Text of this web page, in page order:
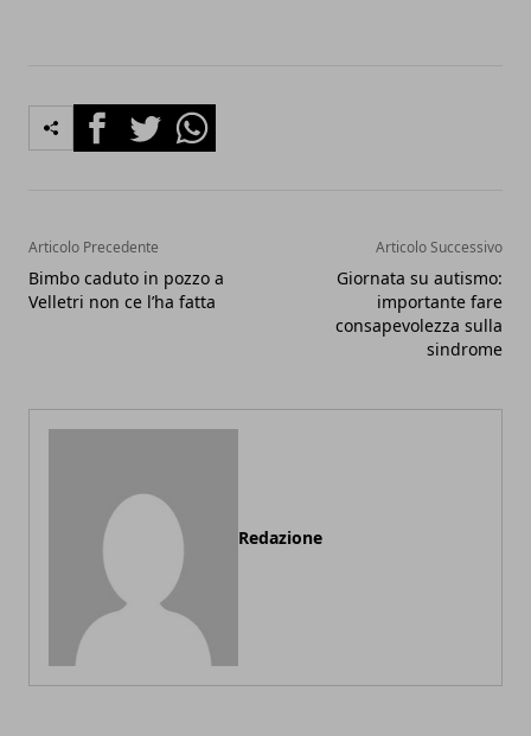
FacebookTwitterWhatsapp
Articolo Precedente
Bimbo caduto in pozzo a
Velletri non ce l’ha fatta
Articolo Successivo
Giornata su autismo:
importante fare
consapevolezza sulla
sindrome
Redazione